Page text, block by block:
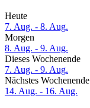
Heute
7. Aug. - 8. Aug.
Morgen
8. Aug. - 9. Aug.
Dieses Wochenende
7. Aug. - 9. Aug.
Nächstes Wochenende
14. Aug. - 16. Aug.